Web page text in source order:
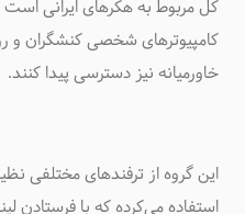
کل مربوط به هکرهای ایرانی
کامپیوترهای شخصی کنشگران و
خاورمیانه نیز دسترسی پیدا کنند.
استفاده می‌کرده که با فرستادن